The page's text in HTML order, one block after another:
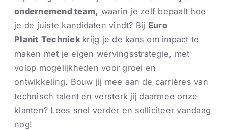
ondernemend team, waarin je zelf bepaalt hoe
je de juiste kandidaten vindt? Bij Euro
Planit Techniek krijg je de kans om impact te
maken met je eigen wervingsstrategie, met
volop mogelijkheden voor groei en
ontwikkeling. Bouw jij mee aan de carrières van
technisch talent en versterk jij daarmee onze
klanten? Lees snel verder en solliciteer vandaag
nog!